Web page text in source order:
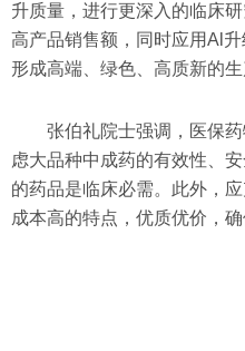
升质量，进行更深入的临床
高产品销售额，同时应用Al
形成高端、绿色、高质新的生
张伯礼院士强调，医保
虑大品种中成药的有效性、
的药品是临床必需。此外，
成本高的特点，优质优价，